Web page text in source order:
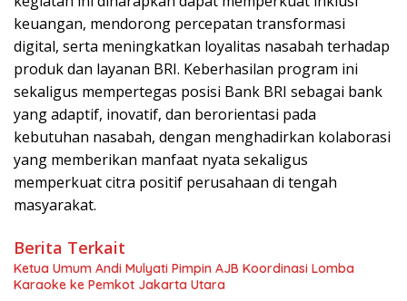
keuangan, mendorong percepatan transformasi
digital, serta meningkatkan loyalitas nasabah terhadap
produk dan layanan BRI. Keberhasilan program ini
sekaligus mempertegas posisi Bank BRI sebagai bank
yang adaptif, inovatif, dan berorientasi pada
kebutuhan nasabah, dengan menghadirkan kolaborasi
yang memberikan manfaat nyata sekaligus
memperkuat citra positif perusahaan di tengah
masyarakat.
Berita Terkait
Ketua Umum Andi Mulyati Pimpin AJB Koordinasi Lomba
Karaoke ke Pemkot Jakarta Utara